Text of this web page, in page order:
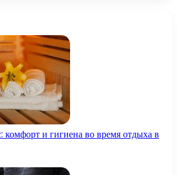
комфорт и гигиена во время отдыха в